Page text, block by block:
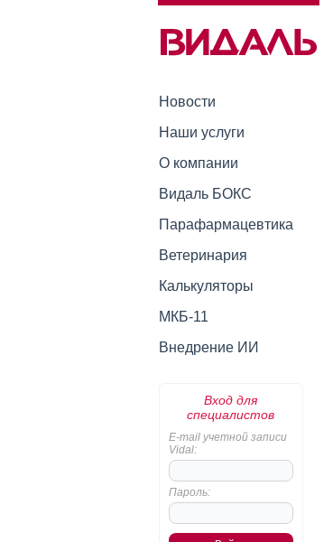
Новости
Наши услуги
О компании
Видаль БОКС
Парафармацевтика
Ветеринария
Калькуляторы
МКБ-11
Внедрение ИИ
Вход для
специалистов
E-mail учетной записи
Vidal:
Пароль: